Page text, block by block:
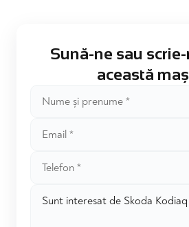
Sună-ne sau
această